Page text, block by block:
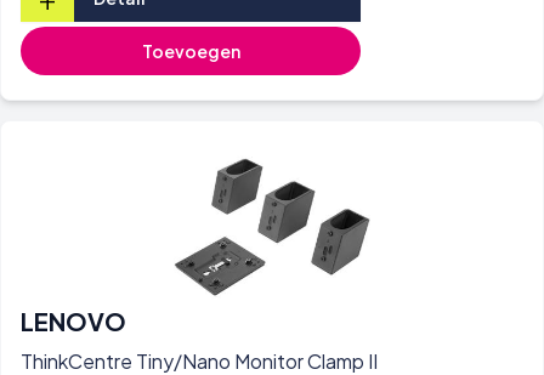
Toevoegen
LENOVO
ThinkCentre Tiny/Nano Monitor Clamp II